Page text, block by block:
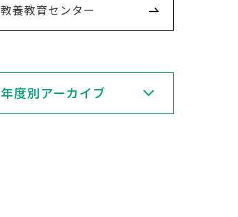
教養教育センター
年度別アーカイブ